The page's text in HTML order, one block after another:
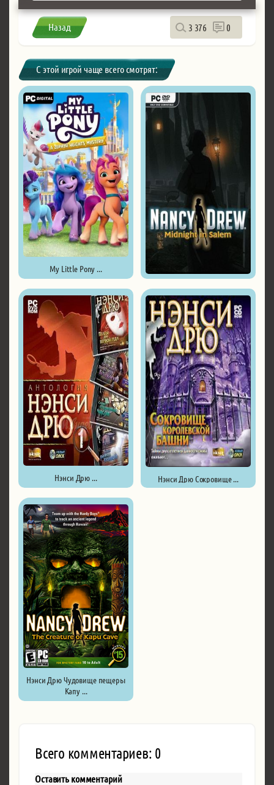
Назад 3 376 0
С этой игрой чаще всего смотрят:
My Little Pony ...
Нэнси Дрю ... Нэнси Дрю Сокровище ...
Нэнси Дрю Чудовище пещеры
Капу ...
Всего комментариев: 0
Оставить комментарий